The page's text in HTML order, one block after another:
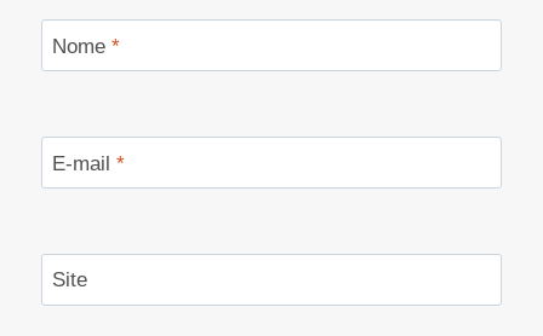
Nome *
E-mail *
Site